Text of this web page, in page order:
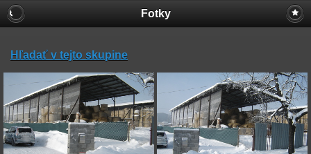
Fotky
Hľadať v tejto skupine